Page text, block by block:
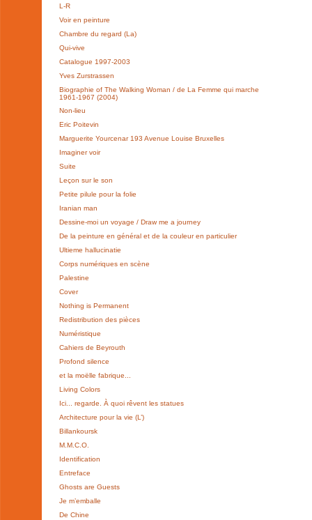
L-R
Voir en peinture
Chambre du regard (La)
Qui-vive
Catalogue 1997-2003
Yves Zurstrassen
Biographie of The Walking Woman / de La Femme qui marche
1961-1967 (2004)
Non-lieu
Eric Poitevin
Marguerite Yourcenar 193 Avenue Louise Bruxelles
Imaginer voir
Suite
Leçon sur le son
Petite pilule pour la folie
Iranian man
Dessine-moi un voyage / Draw me a journey
De la peinture en général et de la couleur en particulier
Ultieme hallucinatie
Corps numériques en scène
Palestine
Cover
Nothing is Permanent
Redistribution des pièces
Numéristique
Cahiers de Beyrouth
Profond silence
et la moëlle fabrique...
Living Colors
Ici... regarde. À quoi rêvent les statues
Architecture pour la vie (L’)
Billankoursk
M.M.C.O.
Identification
Entreface
Ghosts are Guests
Je m’emballe
De Chine